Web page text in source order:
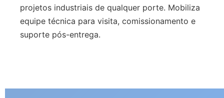
projetos industriais de qualquer porte. Mobiliza
equipe técnica para visita, comissionamento e
suporte pós-entrega.